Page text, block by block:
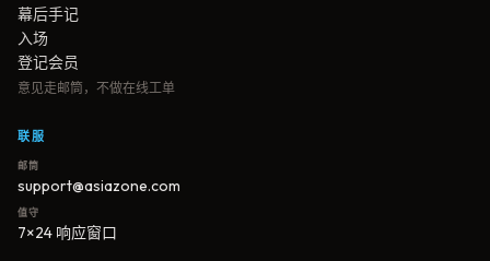
幕后手记
入场
登记会员
意见走邮筒，不做在线工单
联服
邮筒
support@asiazone.com
值守
7×24 响应窗口